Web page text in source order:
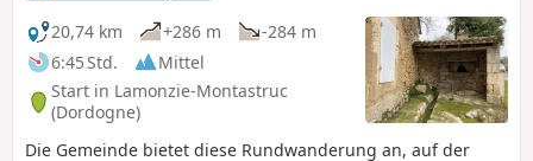
20,74 km
+286 m
-284 m
6:45 Std.
Mittel
Start in Lamonzie-Montastruc
(Dordogne)
Die Gemeinde bietet diese Rundwanderung an, auf der